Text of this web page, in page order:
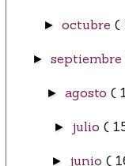
► octubre (
►
►agosto(
► julio(
► junio(